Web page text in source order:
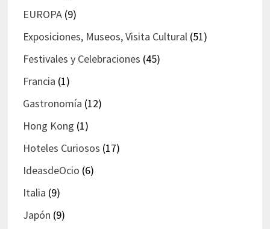
EUROPA(9)
Exposiciones, Museos, Visita Cultural(51)
Festivales y Celebraciones (45)
Francia (1)
Gastronomía (12)
Hong Kong (1)
Hoteles Curiosos (17)
IdeasdeOcio (6)
Italia (9)
Japón (9)